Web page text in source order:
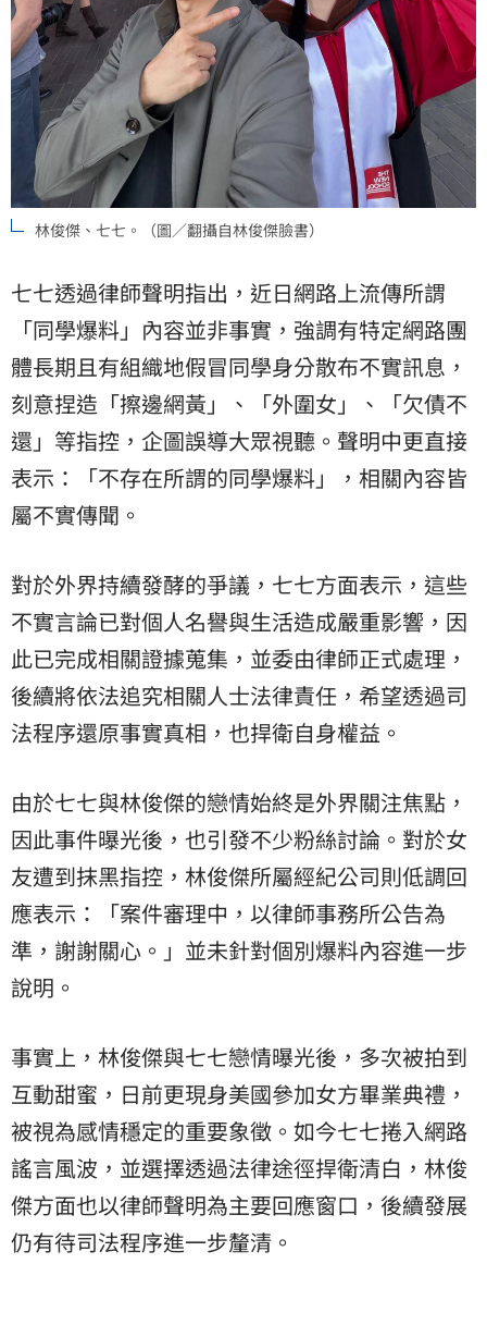
林俊傑、七七。（圖／翻攝自林俊傑臉書）
七七透過律師聲明指出，近日網路上流傳所謂
「同學爆料」內容並非事實，強調有特定網路團
體長期且有組織地假冒同學身分散布不實訊息，
刻意捏造「擦邊網黃」、「外圍女」、「欠債不
還」等指控，企圖誤導大眾視聽。聲明中更直接
表示：「不存在所謂的同學爆料」，相關內容皆
屬不實傳聞。
對於外界持續發酵的爭議，七七方面表示，這些
不實言論已對個人名譽與生活造成嚴重影響，因
此已完成相關證據蒐集，並委由律師正式處理，
後續將依法追究相關人士法律責任，希望透過司
法程序還原事實真相，也捍衛自身權益。
由於七七與林俊傑的戀情始終是外界關注焦點，
因此事件曝光後，也引發不少粉絲討論。對於女
友遭到抹黑指控，林俊傑所屬經紀公司則低調回
應表示：「案件審理中，以律師事務所公告為
準，謝謝關心。」並未針對個別爆料內容進一步
說明。
事實上，林俊傑與七七戀情曝光後，多次被拍到
互動甜蜜，日前更現身美國參加女方畢業典禮，
被視為感情穩定的重要象徵。如今七七捲入網路
謠言風波，並選擇透過法律途徑捍衛清白，林俊
傑方面也以律師聲明為主要回應窗口，後續發展
仍有待司法程序進一步釐清。